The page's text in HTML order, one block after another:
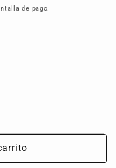
de pago.